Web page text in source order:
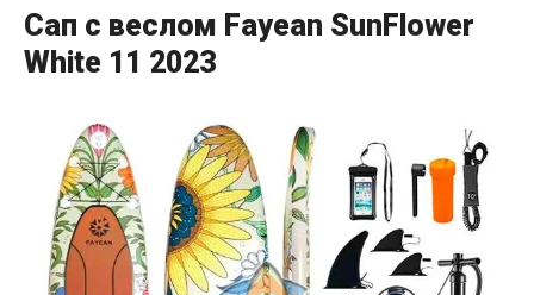
Сап с веслом Fayean SunFlower
White 11 2023